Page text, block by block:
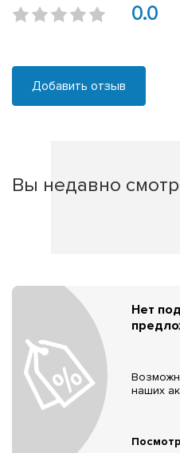
0.0
Добавить отзыв
Вы недавно
Нет
наших